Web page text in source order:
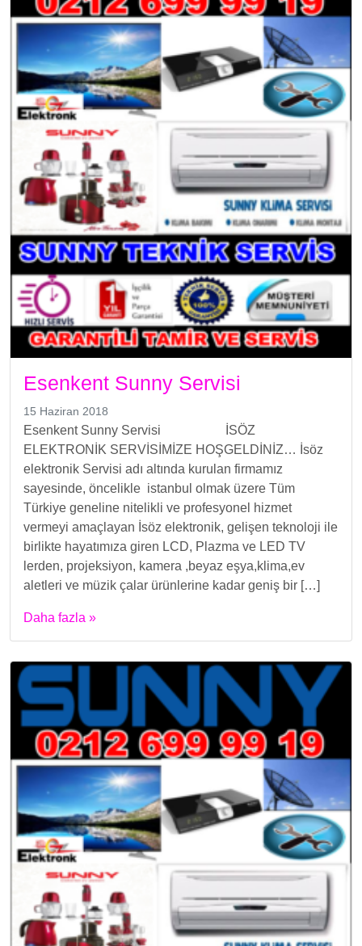
Esenkent Sunny Servisi
15 Haziran 2018
Esenkent Sunny Servisi İSÖZ
ELEKTRONİK SERVİSİMİZE HOŞGELDİNİZ… İsöz
elektronik Servisi adı altında kurulan firmamız
sayesinde, öncelikle istanbul olmak üzere Tüm
Türkiye geneline nitelikli ve profesyonel hizmet
vermeyi amaçlayan İsöz elektronik, gelişen teknoloji ile
birlikte hayatımıza giren LCD, Plazma ve LED TV
lerden, projeksiyon, kamera ,beyaz eşya,klima,ev
aletleri ve müzik çalar ürünlerine kadar geniş bir […]
Daha fazla »